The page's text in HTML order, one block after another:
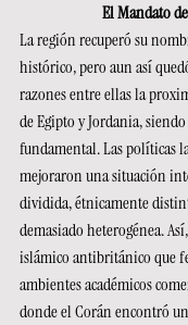
El Mandato
La región recuperó su
histórico, pero aun así
razones entre ellas la
de Egipto y Jordania,
fundamental. Las políticas
mejoraron una situación
dividida, étnicamente
demasiado heterogénea.
islámico antibritánico que
ambientes académicos
donde el Corán encontró